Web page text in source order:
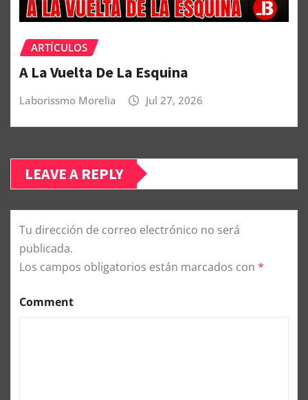
ARTÍCULOS
A La Vuelta De La Esquina
Laborissmo Morelia Jul 27, 2026
LEAVE A REPLY
Tu dirección de correo electrónico no será
publicada.
Los campos obligatorios están marcados con *
Comment